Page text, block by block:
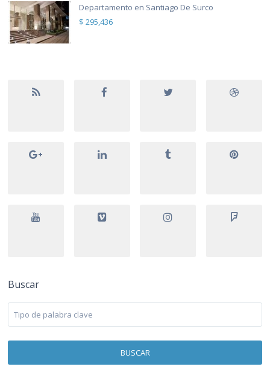
Departamento en Santiago De Surco
$ 295,436
Buscar
BUSCAR